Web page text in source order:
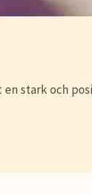
en stark och